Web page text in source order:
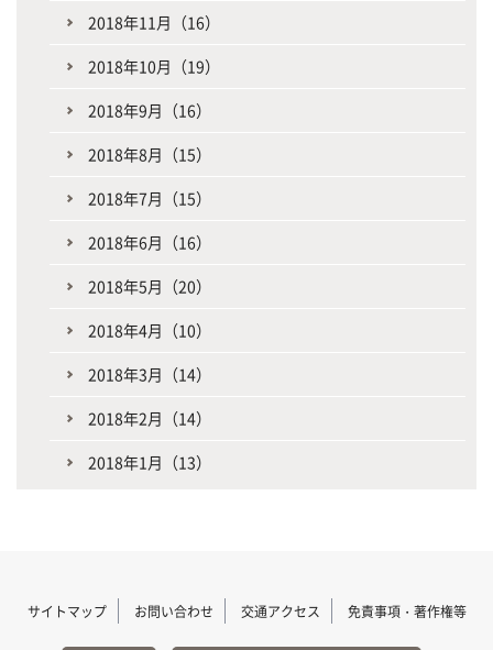
2018年11月（16）
2018年10月（19）
2018年9月（16）
2018年8月（15）
2018年7月（15）
2018年6月（16）
2018年5月（20）
2018年4月（10）
2018年3月（14）
2018年2月（14）
2018年1月（13）
サイトマップ お問い合わせ 交通アクセス 免責事項・著作権等